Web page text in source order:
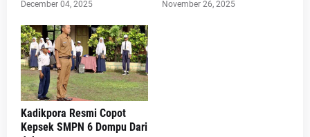
December 04, 2025 November 26, 2025
Kadikpora Resmi Copot
Kepsek SMPN 6 Dompu Dari